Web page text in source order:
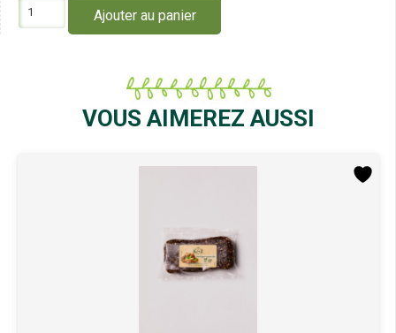
Ajouter au panier
VOUS AIMEREZ AUSSI